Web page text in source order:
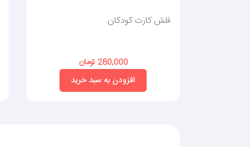
فلش کارت کودکان
280,000 تومان
افزودن به سبد خرید